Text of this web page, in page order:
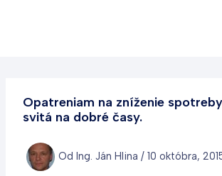
Opatreniam na zníženie
svitá na dobré časy.
Od Ing. Ján Hlina / 10 októbra,